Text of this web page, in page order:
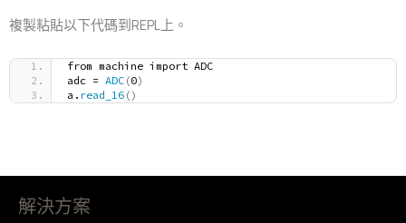
複製粘貼以下代碼到REPL上。
from machine import ADC
adc = ADC (0)
a. read_16 ()
解決方案